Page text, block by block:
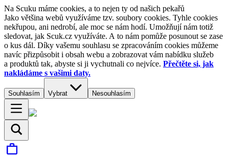
Na Scuku máme cookies, a to nejen ty od našich pekařů
Jako většina webů využíváme tzv. soubory cookies. Tyhle cookies
nekřupou, ani nedrobí, ale moc se nám hodí. Umožňují nám totiž
sledovat, jak Scuk.cz využíváte. A to nám pomůže posunout se zase
o kus dál. Díky vašemu souhlasu se zpracováním cookies můžeme
navíc přizpůsobit i obsah webu a zobrazovat vám nabídku služeb
a produktů tak, abyste si ji vychutnali co nejvíce. Přečtěte si, jak
nakládáme s vašimi daty.
Souhlasím Vybrat Nesouhlasím